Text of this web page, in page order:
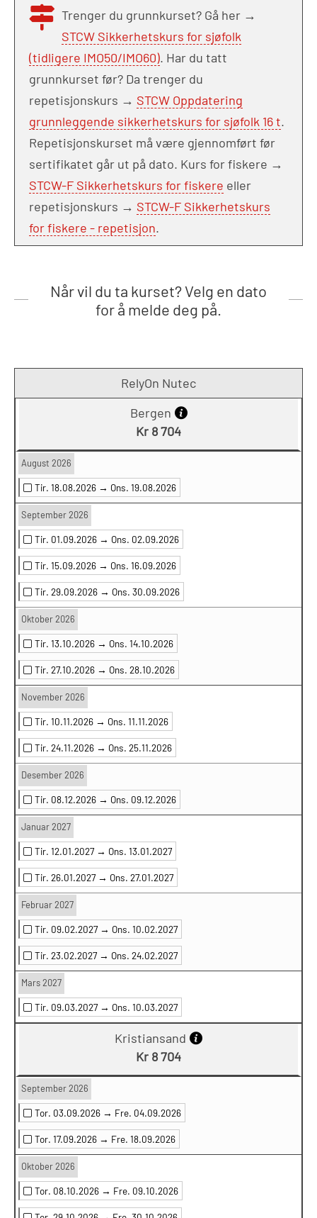
Trenger du grunnkurset? Gå her →
STCW Sikkerhetskurs for sjøfolk
(tidligere IMO50/IMO60). Har du tatt
grunnkurset før? Da trenger du
repetisjonskurs → STCW Oppdatering
grunnleggende sikkerhetskurs for sjøfolk 16 t.
Repetisjonskurset må være gjennomført før
sertifikatet går ut på dato. Kurs for fiskere →
STCW-F Sikkerhetskurs for fiskere eller
repetisjonskurs → STCW-F Sikkerhetskurs
for fiskere - repetisjon.
Når vil du ta kurset? Velg en dato
for å melde deg på.
RelyOn Nutec
Bergen
Kr 8 704
August 2026
Tir. 18.08.2026 → Ons. 19.08.2026
September 2026
Tir. 01.09.2026 → Ons. 02.09.2026
Tir. 15.09.2026 → Ons. 16.09.2026
Tir. 29.09.2026 → Ons. 30.09.2026
Oktober 2026
Tir. 13.10.2026 → Ons. 14.10.2026
Tir. 27.10.2026 → Ons. 28.10.2026
November 2026
Tir. 10.11.2026 → Ons. 11.11.2026
Tir. 24.11.2026 → Ons. 25.11.2026
Desember 2026
Tir. 08.12.2026 → Ons. 09.12.2026
Januar 2027
Tir. 12.01.2027 → Ons. 13.01.2027
Tir. 26.01.2027 → Ons. 27.01.2027
Februar 2027
Tir. 09.02.2027 → Ons. 10.02.2027
Tir. 23.02.2027 → Ons. 24.02.2027
Mars 2027
Tir. 09.03.2027 → Ons. 10.03.2027
Kristiansand
Kr 8 704
September 2026
Tor. 03.09.2026 → Fre. 04.09.2026
Tor. 17.09.2026 → Fre. 18.09.2026
Oktober 2026
Tor. 08.10.2026 → Fre. 09.10.2026